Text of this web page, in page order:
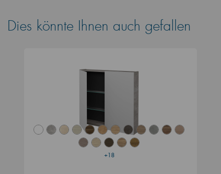
Dies könnte Ihnen auch gefallen
+18